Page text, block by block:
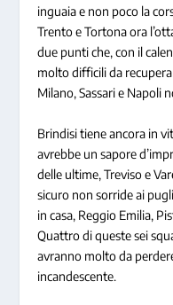
inguaia e non poco la
Trento e Tortona ora
due punti che, con il
molto difficili da
Milano, Sassari e Napoli
Brindisi tiene ancora in
avrebbe un sapore
delle ultime, Treviso e
sicuro non sorride ai
in casa, Reggio Emilia,
Quattro di queste sei
avranno molto da
incandescente.